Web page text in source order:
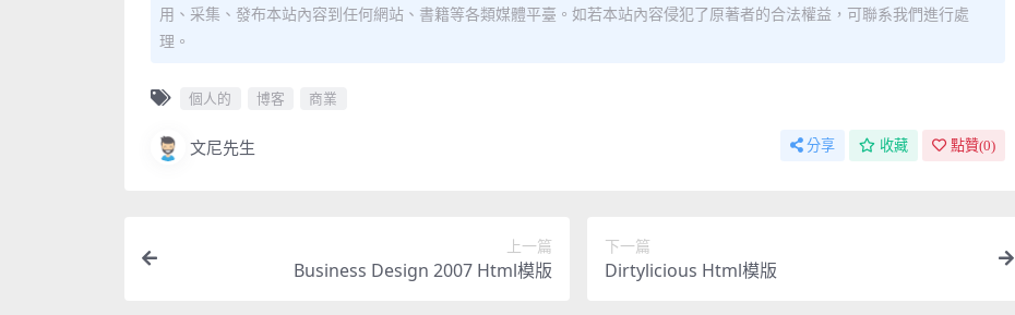
用、采集、發布本站內容到任何網站、書籍等各類媒體平臺。如若本站內容侵犯了原著者的合法權益，可聯系我們進行處
理。
個人的 博客 商業
文尼先生 分享 收藏 點贊(0)
上一篇
Business Design 2007 Html模版
下一篇
Dirtylicious Html模版